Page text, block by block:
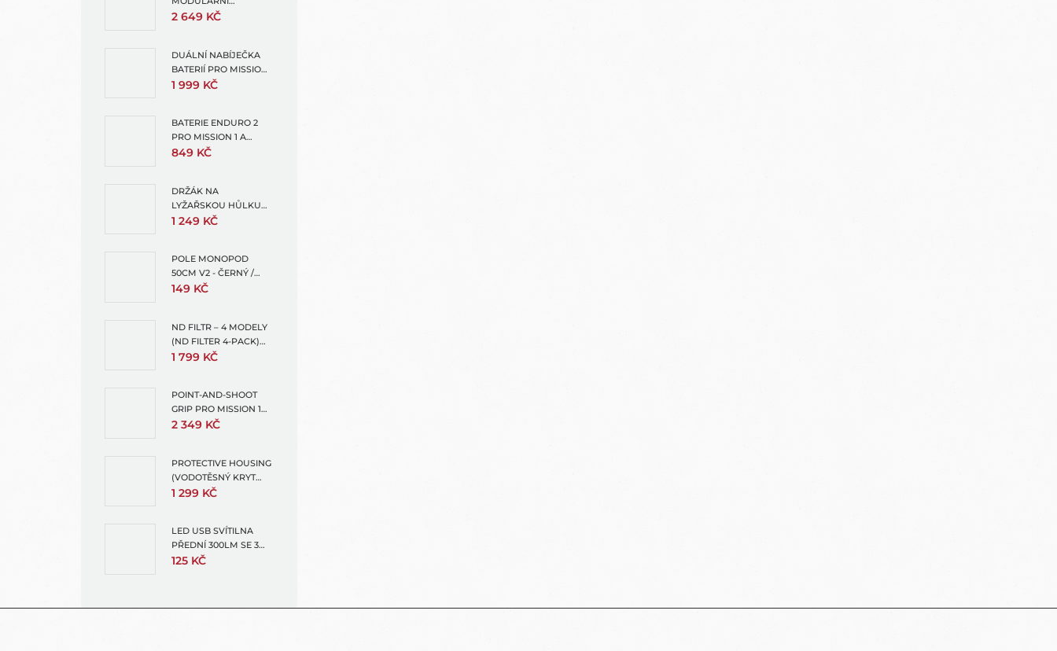
OBJEKTIV (ULTRA
2 649 KČ
DUÁLNÍ NABÍJEČKA
BATERIÍ PRO MISSION 1
A HERO13 (ENDURO 2
1 999 KČ
BATERIE ENDURO 2
PRO MISSION 1 A
HERO13 + 1X
849 KČ
DRŽÁK NA
LYŽAŘSKOU HŮLKU
(SKI POLE MOUNT FOR
1 249 KČ
POLE MONOPOD
50CM V2 - ČERNÝ /
MODRÁ PRO GOPRO -
149 KČ
ND FILTR – 4 MODELY
(ND FILTER 4-PACK)
HERO 13
1 799 KČ
POINT-AND-SHOOT
GRIP PRO MISSION 1
(POINT AND SHOOT
2 349 KČ
PROTECTIVE HOUSING
(VODOTĚSNÝ KRYT
PRO MISSION 1 PRO +
1 299 KČ
LED USB SVÍTILNA
PŘEDNÍ 300LM SE 3
SVĚTELNÝMI REŽIMY
125 KČ